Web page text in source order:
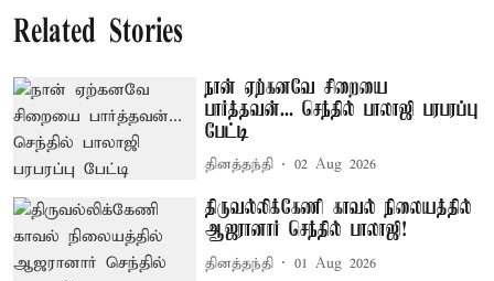
Related Stories
நான் ஏற்கனவே சிறையை
பார்த்தவன்... செந்தில் பாலாஜி பரபரப்பு
பேட்டி
தினத்தந்தி 02 Aug 2026
திருவல்லிக்கேணி காவல் நிலையத்தில்
ஆஜரானார் செந்தில் பாலாஜி!
தினத்தந்தி 01 Aug 2026